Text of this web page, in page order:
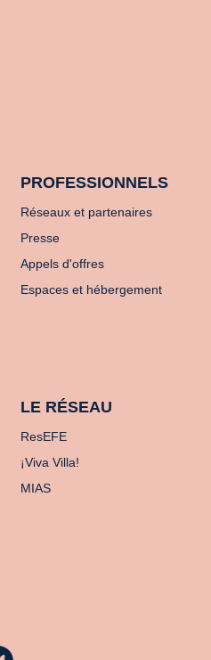
PROFESSIONNELS
Réseaux et partenaires
Presse
Appels d'offres
Espaces et hébergement
LE RÉSEAU
ResEFE
¡Viva Villa!
MIAS